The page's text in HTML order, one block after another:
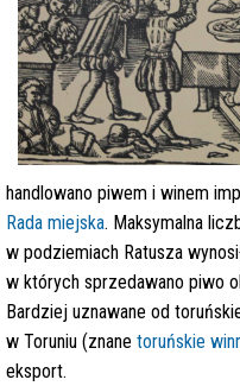
handlowano piwem i winem
Rada miejska. Maksymalna
w podziemiach Ratusza
w których sprzedawano piwo
Bardziej uznawane od
w Toruniu (znane toruńskie
eksport.